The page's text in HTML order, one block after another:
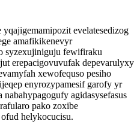
evelatesedizog
amafikikenevyr
syzexujiniguju fewifiraku
erepacigovuvufak depevarulyxy
xewofequso pesiho
enyrozypamesif garofy yr
agidasysefasus
pako zoxibe
helykocucisu.